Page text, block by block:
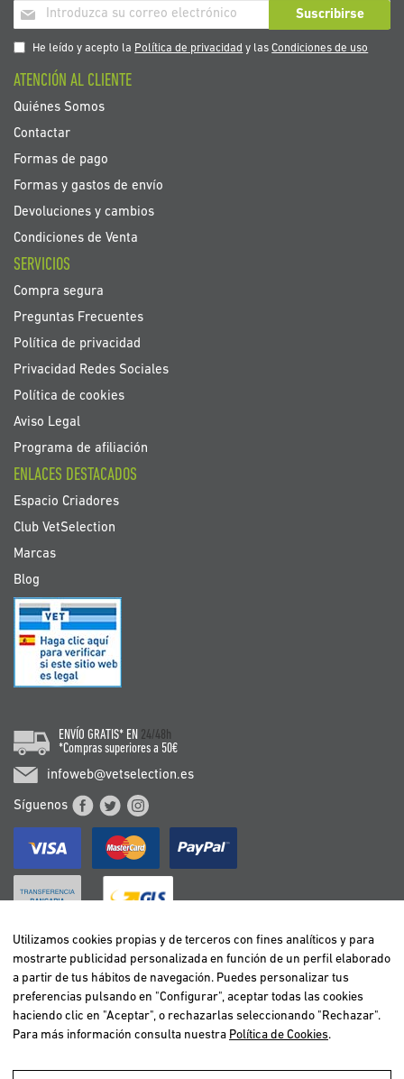
Inscríbase
a
nuestro
de
noticias:
Suscribirse
He leído y acepto la Política de privacidad y lasCondiciones de uso
ATENCIÓN AL CLIENTE
Quiénes Somos
Contactar
Formas de pago
Formas y gastos de envío
Devoluciones y cambios
Condiciones de Venta
SERVICIOS
Compra segura
Preguntas Frecuentes
Política de privacidad
Privacidad Redes Sociales
Política de cookies
Aviso Legal
Programa de afiliación
ENLACES DESTACADOS
Espacio Criadores
Club VetSelection
Marcas
Blog
ENVÍO GRATIS* EN 24/48h
*Compras superiores a 50€
infoweb@vetselection.es
Síguenos
BELGIË / BELGIQUE
DEUTSCHLAND
ESPAÑA
FRANCE
ITALIA
Utilizamos cookies propias y de terceros con fines analíticos y para
mostrarte publicidad personalizada en función de un perfil elaborado
a partir de tus hábitos de navegación. Puedes personalizar tus
preferencias pulsando en "Configurar", aceptar todas las cookies
haciendo clic en "Aceptar", o rechazarlas seleccionando "Rechazar".
Para más información consulta nuestra Política de Cookies.